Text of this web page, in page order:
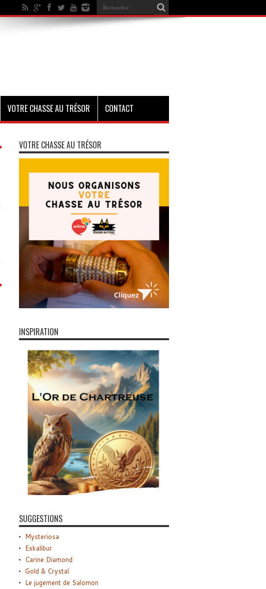
VOTRE CHASSE AU TRÉSOR CONTACT
VOTRE CHASSE AU TRÉSOR
INSPIRATION
SUGGESTIONS
Mysteriosa
Exkalibur
Carine Diamond
Gold & Crystal
Le jugement de Salomon